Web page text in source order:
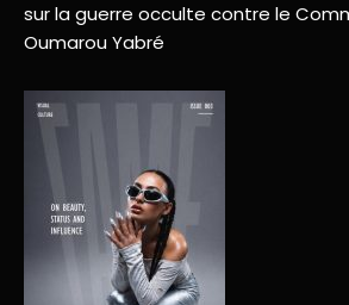
sur la guerre occulte contre le
Oumarou Yabré